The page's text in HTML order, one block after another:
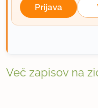
Prijava
Več zapisov na